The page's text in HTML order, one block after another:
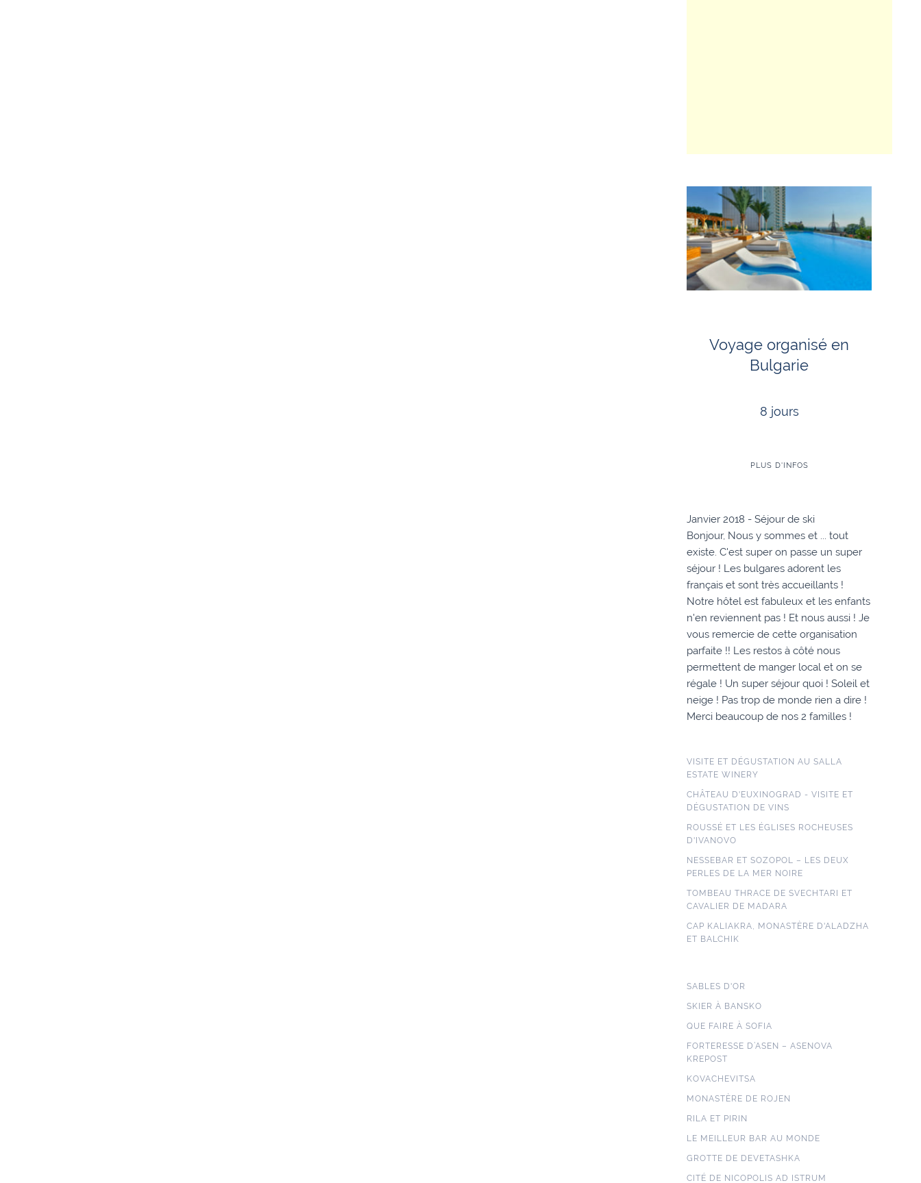
Voyage organisé en
Bulgarie
8 jours
PLUS D'INFOS
Janvier 2018 - Séjour de ski
Bonjour, Nous y sommes et ... tout
existe. C'est super on passe un super
séjour ! Les bulgares adorent les
français et sont très accueillants !
Notre hôtel est fabuleux et les enfants
n'en reviennent pas ! Et nous aussi ! Je
vous remercie de cette organisation
parfaite !! Les restos à côté nous
permettent de manger local et on se
régale ! Un super séjour quoi ! Soleil et
neige ! Pas trop de monde rien a dire !
Merci beaucoup de nos 2 familles !
VISITE ET DÉGUSTATION AU SALLA
ESTATE WINERY
CHÂTEAU D'EUXINOGRAD - VISITE ET
DÉGUSTATION DE VINS
ROUSSÉ ET LES ÉGLISES ROCHEUSES
D'IVANOVO
NESSEBAR ET SOZOPOL – LES DEUX
PERLES DE LA MER NOIRE
TOMBEAU THRACE DE SVECHTARI ET
CAVALIER DE MADARA
CAP KALIAKRA, MONASTÈRE D'ALADZHA
ET BALCHIK
SABLES D'OR
SKIER À BANSKO
QUE FAIRE À SOFIA
FORTERESSE D’ASEN – ASENOVA
KREPOST
KOVACHEVITSA
MONASTÈRE DE ROJEN
RILA ET PIRIN
LE MEILLEUR BAR AU MONDE
GROTTE DE DEVETASHKA
CITÉ DE NICOPOLIS AD ISTRUM